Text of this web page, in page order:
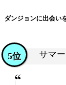
ダンジョンに出会い
サマ
5位